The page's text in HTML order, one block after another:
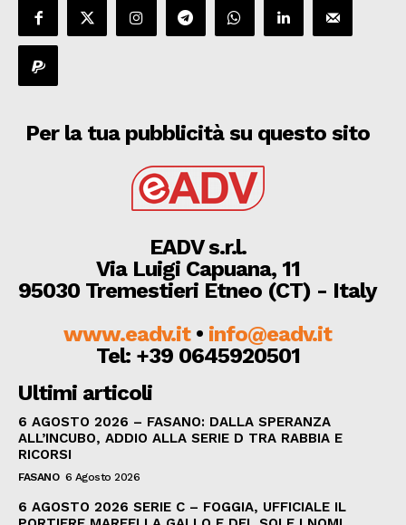
Per la tua pubblicità su questo sito
EADV s.r.l.
Via Luigi Capuana, 11
95030 Tremestieri Etneo (CT) - Italy
www.eadv.it• info@eadv.it
Tel: +39 0645920501
Ultimi articoli
6 AGOSTO 2026 – FASANO: DALLA SPERANZA
ALL’INCUBO, ADDIO ALLA SERIE D TRA RABBIA E
RICORSI
FASANO 6 Agosto 2026
6 AGOSTO 2026 SERIE C – FOGGIA, UFFICIALE IL